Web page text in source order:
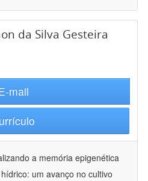
da Silva Gesteira
mail
a memória epigenética
um avanço no cultivo